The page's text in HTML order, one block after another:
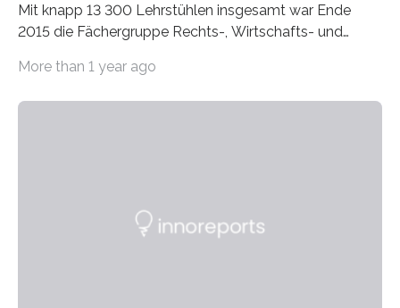
Mit knapp 13 300 Lehrstühlen insgesamt war Ende
2015 die Fächergruppe Rechts-, Wirtschafts- und
bei…
More than 1 year ago